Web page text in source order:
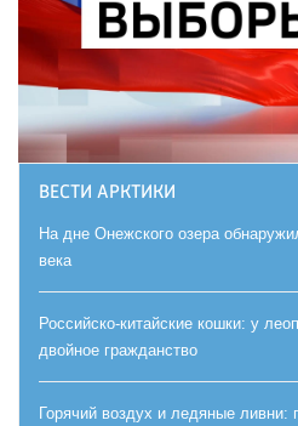
ВЕСТИ АРКТИКИ
На дне Онежского озера
века
Российско-китайские кошки: у
двойное гражданство
Горячий воздух и ледяные ливни: